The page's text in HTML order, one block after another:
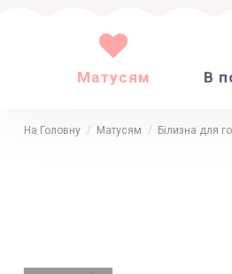
Матусям В
На Головну Матусям Білизна для